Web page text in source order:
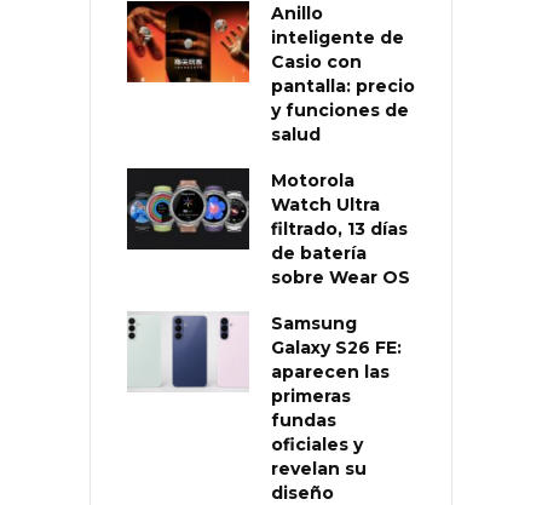
Anillo
inteligente de
Casio con
pantalla: precio
y funciones de
salud
Motorola
Watch Ultra
filtrado, 13 días
de batería
sobre Wear OS
Samsung
Galaxy S26 FE:
aparecen las
primeras
fundas
oficiales y
revelan su
diseño